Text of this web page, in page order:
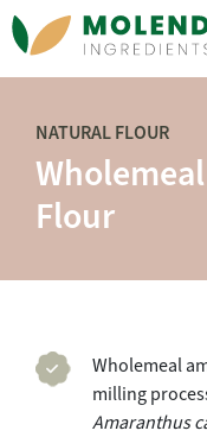
Main
NATURAL FLOUR
Flour
Wholemeal
milling
Amaranthus